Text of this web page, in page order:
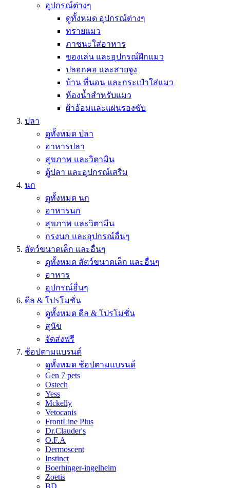
อุปกรณ์ต่างๆ
ดูทั้งหมด อุปกรณ์ต่างๆ
ทรายแมว
ภาชนะใส่อาหาร
ของเล่น และอุปกรณ์ฝึกแมว
ปลอกคอ และสายจูง
บ้าน ที่นอน และกระเป๋าใส่แมว
ห้องน้ำสำหรับแมว
ผ้าอ้อมและแผ่นรองซับ
ปลา
ดูทั้งหมด ปลา
อาหารปลา
สุขภาพ และวิตามิน
ตู้ปลา และอุปกรณ์เสริม
นก
ดูทั้งหมด นก
อาหารนก
สุขภาพ และวิตามีน
กรงนก และอุปกรณ์อื่นๆ
สัตว์ขนาดเล็ก และอื่นๆ
ดูทั้งหมด สัตว์ขนาดเล็ก และอื่นๆ
อาหาร
อุปกรณ์อื่นๆ
ดีล & โปรโมชั่น
ดูทั้งหมด ดีล & โปรโมชั่น
สุนัข
จัดส่งฟรี
ช้อปตามแบรนด์
ดูทั้งหมด ช้อปตามแบรนด์
Gen 7 pets
Ostech
Yess
Mckelly
Vetocanis
FrontLine Plus
Dr.Clauder's
O.F.A
Dermoscent
Instinct
Boerhinger-ingelheim
Zoetis
BD